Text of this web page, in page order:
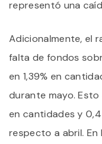
representó una
Adicionalmente, el
falta de fondos
en 1,39% en
durante mayo.
en cantidades y
respecto a abril. En